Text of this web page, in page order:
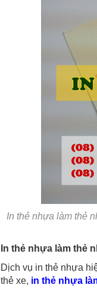
In thẻ nhựa làm thẻ
In thẻ nhựa làm thẻ
Dịch vụ in thẻ nhựa
thẻ xe, in thẻ nhựa